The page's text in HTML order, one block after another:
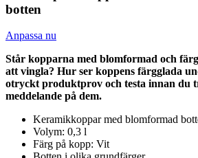
botten
Anpassa nu
Står kopparna med blomformad och
att vingla? Hur ser koppens färgglada
otryckt produktprov och testa innan du
meddelande på dem.
Keramikkoppar med blomformad
Volym: 0,3 l
Färg på kopp: Vit